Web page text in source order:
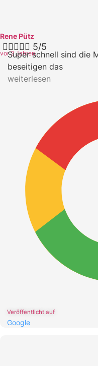
Rene Pütz
vor 2 Jahren
 5/5
Super schnell sind die
beseitigen das
weiterlesen
Veröffentlicht auf
Google